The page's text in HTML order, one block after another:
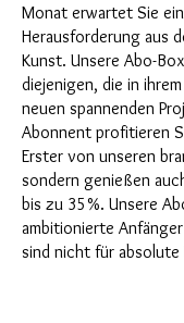
Monat erwartet Sie
Herausforderung aus
Kunst. Unsere Abo-
diejenigen, die in
neuen spannenden
Abonnent profitieren
Erster von unseren
sondern genießen
bis zu 35%. Unsere
ambitionierte
sind nicht für